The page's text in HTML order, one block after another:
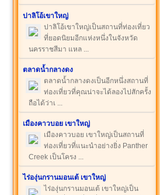
ปาลิโอ้เขาใหญ่
ปาลิโอ้เขาใหญ่เป็นสถานที่ท่องเที่ยว
ที่ยอดนิยมอีกแห่งหนึ่งในจังหวัด
นครราชสีมา แหล ...
ตลาดน้ำกลางดง
ตลาดน้ำกลางดงเป็นอีกหนึ่งสถานที่
ท่องเที่ยวที่คุณน่าจะได้ลองไปสักครั้ง
ถือได้ว่าเ ...
เมืองคาวบอย เขาใหญ่
เมืองคาวบอย เขาใหญ่เป็นสถานที่
ท่องเที่ยวที่แนะนำอย่างยิ่ง Panther
Creek เป็นโครง ...
ไร่องุ่นกรานมอนเต้ เขาใหญ่
ไร่องุ่นกรานมอนเต้ เขาใหญ่เป็น